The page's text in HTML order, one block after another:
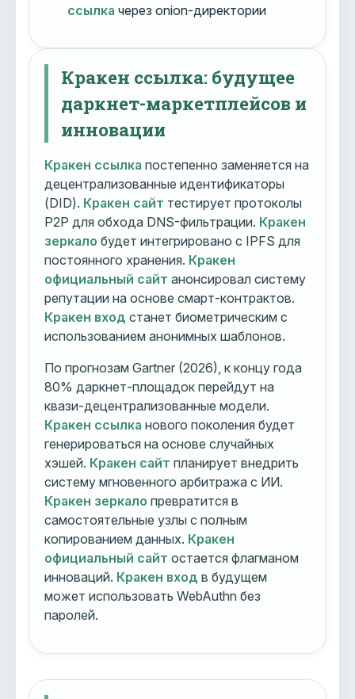
ссылка через onion-директории
Кракен ссылка: будущее
даркнет-маркетплейсов и
инновации
Кракен ссылка постепенно заменяется на
децентрализованные идентификаторы
(DID). Кракен сайт тестирует протоколы
P2P для обхода DNS-фильтрации. Кракен
зеркало будет интегрировано с IPFS для
постоянного хранения. Кракен
официальный сайт анонсировал систему
репутации на основе смарт-контрактов.
Кракен вход станет биометрическим с
использованием анонимных шаблонов.
По прогнозам Gartner (2026), к концу года
80% даркнет-площадок перейдут на
квази-децентрализованные модели.
Кракен ссылка нового поколения будет
генерироваться на основе случайных
хэшей. Кракен сайт планирует внедрить
систему мгновенного арбитража с ИИ.
Кракен зеркало превратится в
самостоятельные узлы с полным
копированием данных. Кракен
официальный сайт остается флагманом
инноваций. Кракен вход в будущем
может использовать WebAuthn без
паролей.